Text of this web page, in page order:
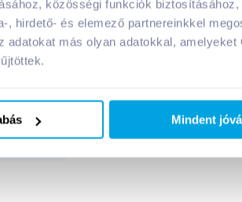
közösségi funkciók biztosításához,
hirdető- és elemező partnereinkkel
más olyan adatokkal, amelyeket
Mindent